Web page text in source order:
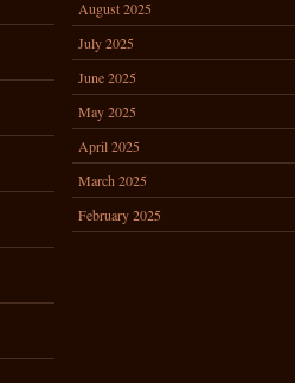
August 2025
July 2025
June 2025
May 2025
April 2025
March 2025
February 2025